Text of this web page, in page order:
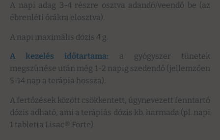
A napi adag 3-4 részre osztva adandó/veendő be (az
ébrenléti órákra elosztva).
A napi maximális dózis 4 g.
A kezelés időtartama: a gyógyszer tünetek
megszűnése után még 1-2 napig szedendő (jellemzően
5-14 nap a terápia hossza).
A fertőzések között csökkentett, úgynevezett fenntartó
dózis adható, ami a terápiás dózis kb. harmada (pl. napi
1 tabletta Lisac® Forte).